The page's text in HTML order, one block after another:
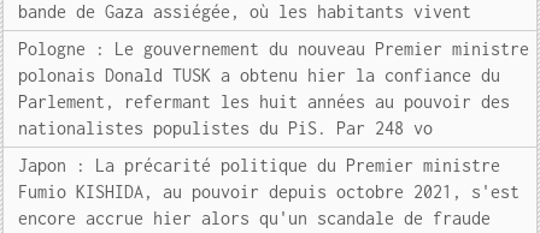
bande de Gaza assiégée, où les habitants vivent
Pologne : Le gouvernement du nouveau Premier ministre
polonais Donald TUSK a obtenu hier la confiance du
Parlement, refermant les huit années au pouvoir des
nationalistes populistes du PiS. Par 248 vo
Japon : La précarité politique du Premier ministre
Fumio KISHIDA, au pouvoir depuis octobre 2021, s'est
encore accrue hier alors qu'un scandale de fraude